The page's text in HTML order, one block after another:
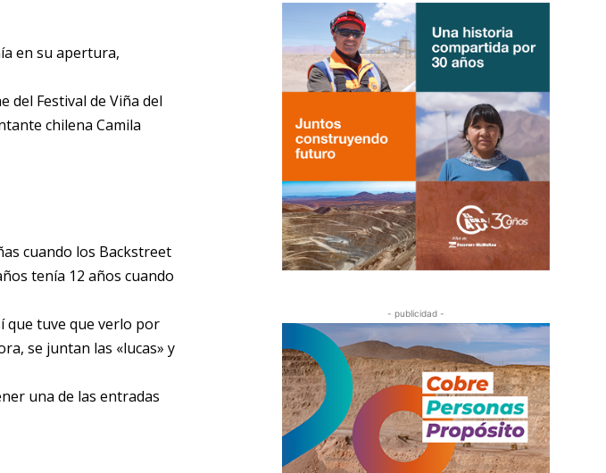
en su apertura,
del Festival de Viña del
chilena Camila
cuando los Backstreet
tenía 12 años cuando
que tuve que verlo por
se juntan las «lucas» y
una de las entradas
- publicidad -